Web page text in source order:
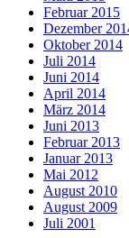
Februar 2015
Dezember
Oktober 2014
Juli 2014
Juni 2014
April 2014
März 2014
Juni 2013
Februar 2013
Januar 2013
Mai 2012
August 2010
August 2009
Juli 2001